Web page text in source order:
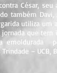
César,
também
utiliza
jornada que
emoldurada
Trindade –